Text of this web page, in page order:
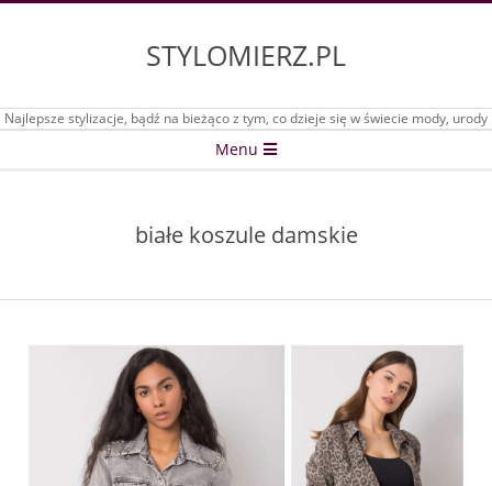
STYLOMIERZ.PL
Najlepsze stylizacje, bądź na bieżąco z tym, co dzieje się w świecie mody, urody
Menu
białe koszule damskie